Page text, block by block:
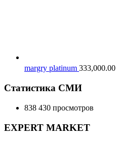
margry platinum 333,000.00
Статистика СМИ
838 430 просмотров
EXPERT MARKET